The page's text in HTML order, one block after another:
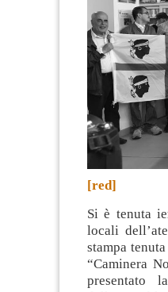
[red]
Si è tenuta
locali
stampa
“Caminera
presentato